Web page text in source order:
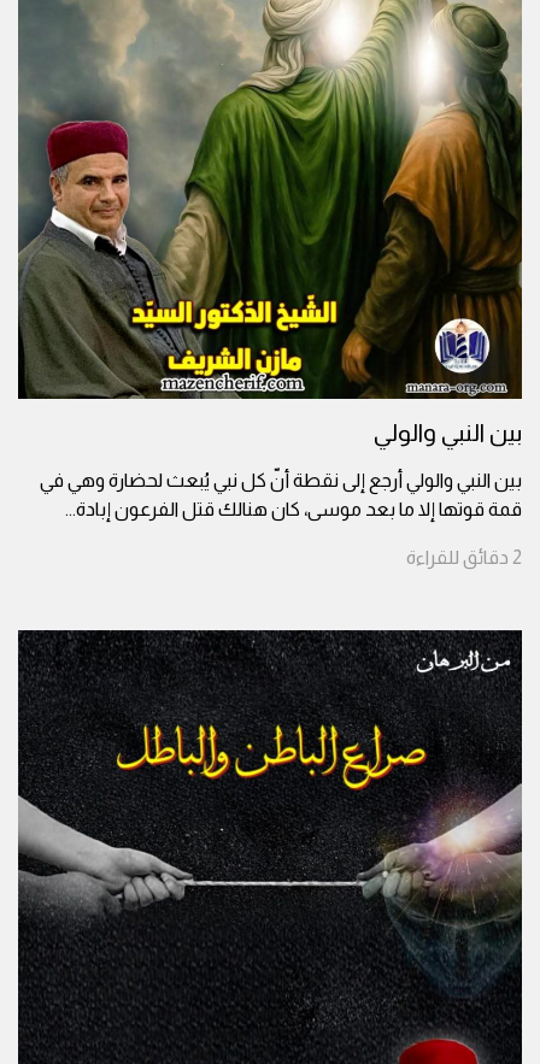
بين النبي والولي
بين النبي والولي أرجع إلى نقطة أنّ كل نبي يُبعث لحضارة وهي في
قمة قوتها إلا ما بعد موسى، كان هنالك قتل الفرعون إبادة...
2 دقائق للقراءة